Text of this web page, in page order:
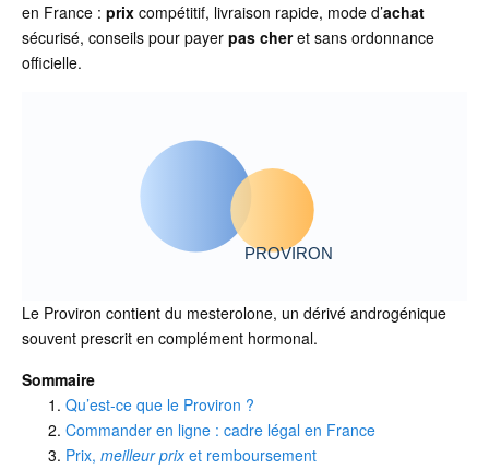
en France : prix compétitif, livraison rapide, mode d’achat
sécurisé, conseils pour payer pas cheret sans ordonnance
officielle.
PROVIRON
Le Proviron contient du mesterolone, un dérivé androgénique
souvent prescrit en complément hormonal.
Sommaire
Qu’est-ce que le Proviron ?
Commander en ligne : cadre légal en France
Prix, meilleur prixet remboursement